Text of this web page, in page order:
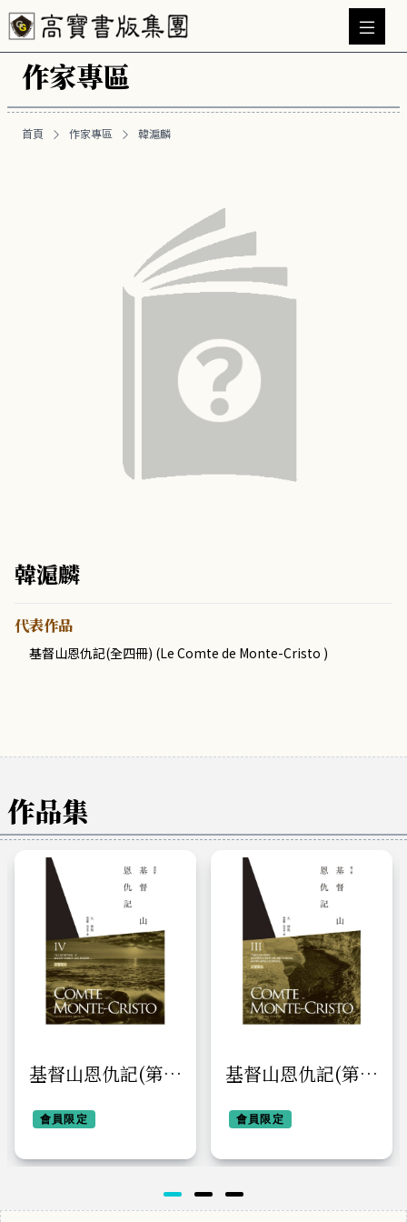
作家專區
首頁 作家專區 韓滬麟
韓滬麟
代表作品
基督山恩仇記(全四冊) (Le Comte de Monte-Cristo )
作品集
基督山恩仇記(第四
Monte-Cristo )
會員限定
基督山恩仇記(第三
Monte-Cristo
會員限定